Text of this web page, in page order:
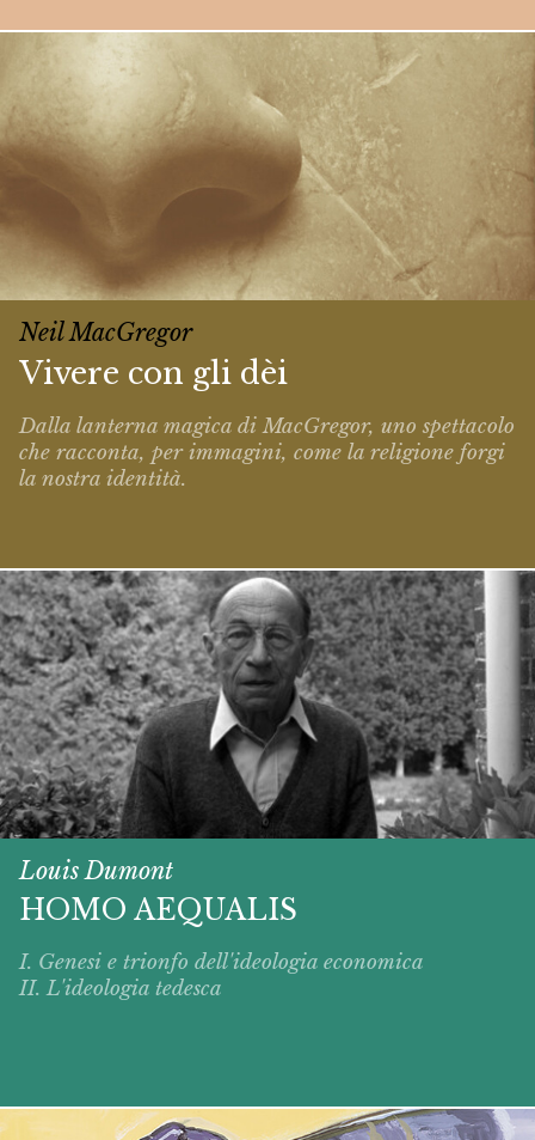
Neil MacGregor
Vivere con gli dèi
Dalla lanterna magica di MacGregor, uno spettacolo
che racconta, per immagini, come la religione forgi
la nostra identità.
Louis Dumont
HOMO AEQUALIS
I. Genesi e trionfo dell'ideologia economica
II. L'ideologia tedesca